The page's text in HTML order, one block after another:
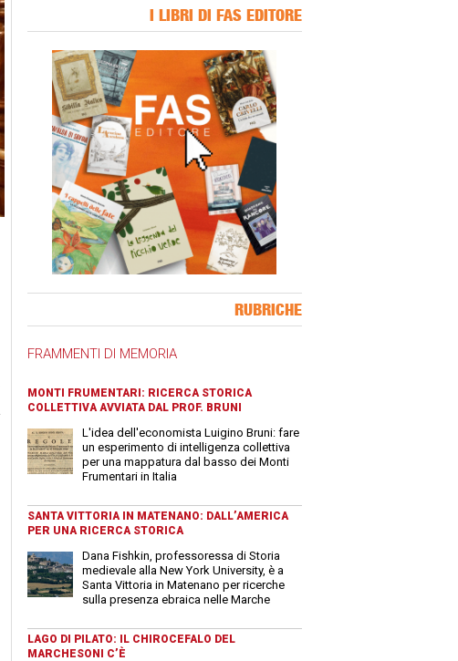
I LIBRI DI FAS EDITORE
RUBRICHE
FRAMMENTI DI MEMORIA
MONTI FRUMENTARI: RICERCA STORICA
COLLETTIVA AVVIATA DAL PROF. BRUNI
L'idea dell'economista Luigino Bruni: fare
un esperimento di intelligenza collettiva
per una mappatura dal basso dei Monti
Frumentari in Italia
SANTA VITTORIA IN MATENANO: DALL’AMERICA
PER UNA RICERCA STORICA
Dana Fishkin, professoressa di Storia
medievale alla New York University, è a
Santa Vittoria in Matenano per ricerche
sulla presenza ebraica nelle Marche
LAGO DI PILATO: IL CHIROCEFALO DEL
MARCHESONI C’È